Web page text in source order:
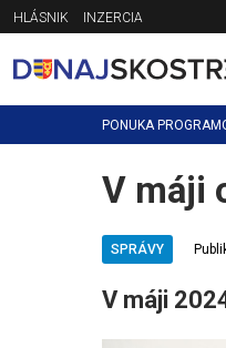
Jump
to
navigation
HLÁSNIK INZERCIA
PONUKA
Back
to
V máji
SPRÁVY
V máji